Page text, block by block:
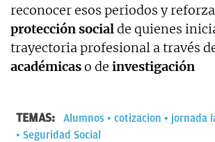
reconocer esos periodos y
protección socialde quienes
trayectoria profesional a través
académicaso de investigación
TEMAS: Alumnos cotizacion jornada
Seguridad Social